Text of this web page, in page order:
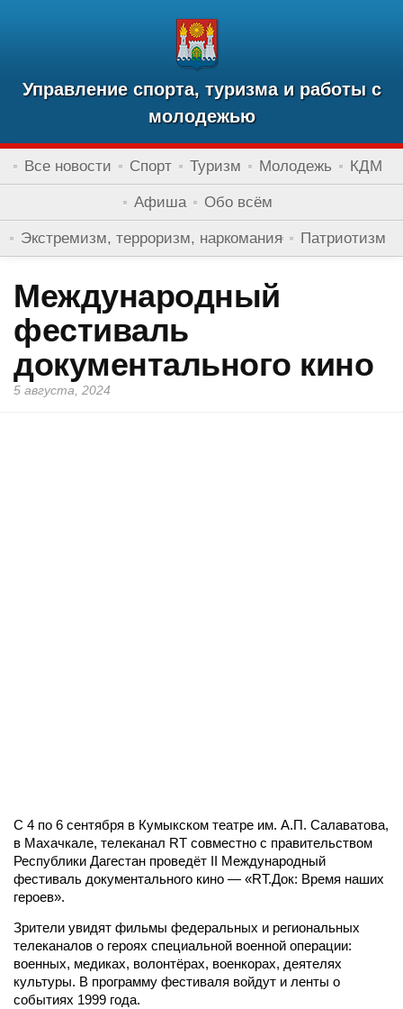
Управление спорта, туризма и работы с
молодежью
Все новости Спорт Туризм Молодежь КДМ
Афиша Обо всём
Экстремизм, терроризм, наркомания Патриотизм
Международный
фестиваль
документального кино
5 августа, 2024
С 4 по 6 сентября в Кумыкском театре им. А.П. Салаватова,
в Махачкале, телеканал RT совместно с правительством
Республики Дагестан проведёт II Международный
фестиваль документального кино — «RT.Док: Время наших
героев».
Зрители увидят фильмы федеральных и региональных
телеканалов о героях специальной военной операции:
военных, медиках, волонтёрах, военкорах, деятелях
культуры. В программу фестиваля войдут и ленты о
событиях 1999 года.